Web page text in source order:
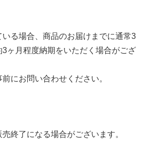
いる場合、商品のお届けまでに通常3
ヶ月程度納期をいただく場合がござ
にお問い合わせください。
終了になる場合がございます。